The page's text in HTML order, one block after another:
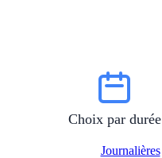
Choix par durée
Journalières